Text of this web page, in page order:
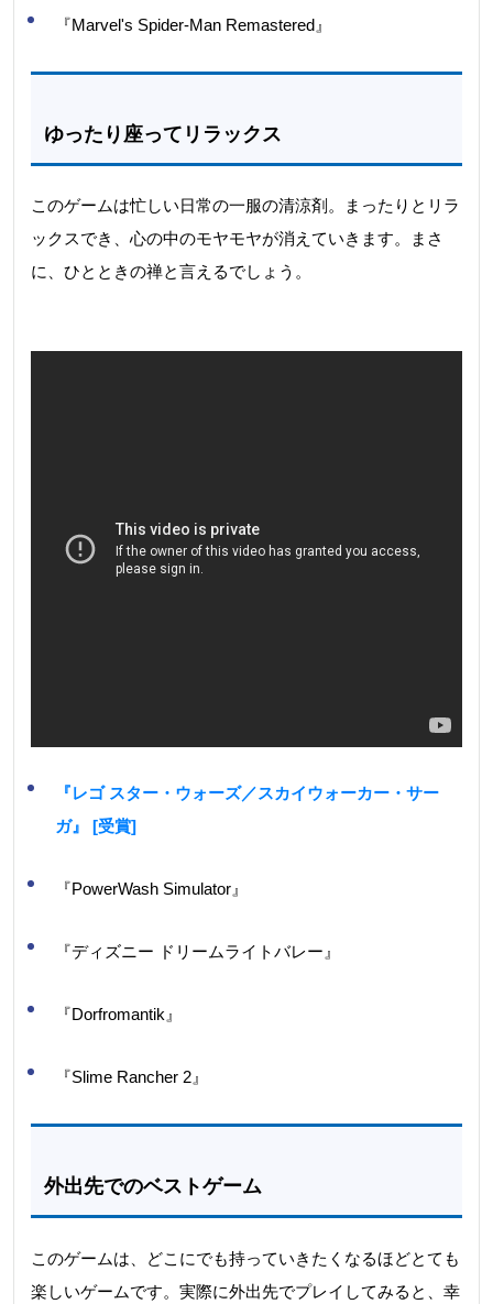
『Marvel's Spider-Man Remastered』
ゆったり座ってリラックス
このゲームは忙しい日常の一服の清涼剤。まったりとリラ
ックスでき、心の中のモヤモヤが消えていきます。まさ
に、ひとときの禅と言えるでしょう。
『レゴ スター・ウォーズ／スカイウォーカー・サー
ガ』 [受賞]
『PowerWash Simulator』
『ディズニー ドリームライトバレー』
『Dorfromantik』
『Slime Rancher 2』
外出先でのベストゲーム
このゲームは、どこにでも持っていきたくなるほどとても
楽しいゲームです。実際に外出先でプレイしてみると、幸